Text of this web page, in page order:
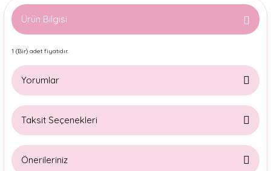
Ürün Bilgisi
1 (Bir) adet fiyatıdır.
Yorumlar
Taksit Seçenekleri
Önerileriniz